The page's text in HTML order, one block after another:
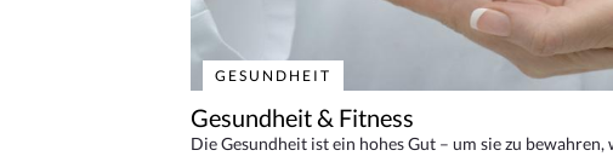
GESUNDHEIT
Gesundheit & Fitness
Die Gesundheit ist ein hohes Gut – um sie zu